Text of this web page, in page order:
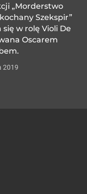
„Morderstwo
Szekspir”
się w rolę Violi De
Oscarem
2019